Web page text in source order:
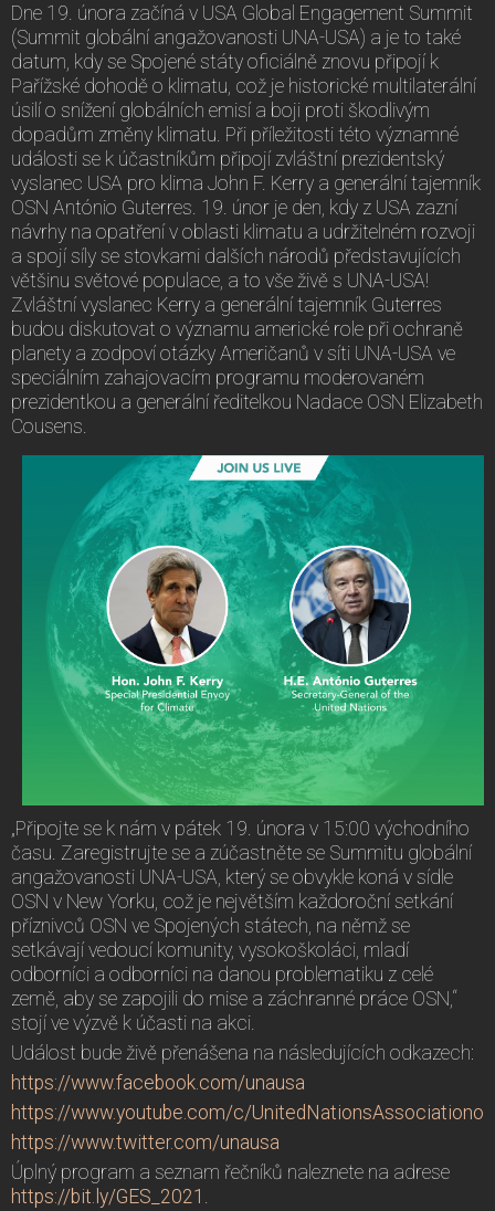
Dne 19. února začíná v USA Global Engagement Summit
(Summit globální angažovanosti UNA-USA) a je to také
datum, kdy se Spojené státy oficiálně znovu připojí k
Pařížské dohodě o klimatu, což je historické multilaterální
úsilí o snížení globálních emisí a boji proti škodlivým
dopadům změny klimatu. Při příležitosti této významné
události se k účastníkům připojí zvláštní prezidentský
vyslanec USA pro klima John F. Kerry a generální tajemník
OSN António Guterres. 19. únor je den, kdy z USA zazní
návrhy na opatření v oblasti klimatu a udržitelném rozvoji
a spojí síly se stovkami dalších národů představujících
většinu světové populace, a to vše živě s UNA-USA!
Zvláštní vyslanec Kerry a generální tajemník Guterres
budou diskutovat o významu americké role při ochraně
planety a zodpoví otázky Američanů v síti UNA-USA ve
speciálním zahajovacím programu moderovaném
prezidentkou a generální ředitelkou Nadace OSN Elizabeth
Cousens.
„Připojte se k nám v pátek 19. února v 15:00 východního
času. Zaregistrujte se a zúčastněte se Summitu globální
angažovanosti UNA-USA, který se obvykle koná v sídle
OSN v New Yorku, což je největším každoroční setkání
příznivců OSN ve Spojených státech, na němž se
setkávají vedoucí komunity, vysokoškoláci, mladí
odborníci a odborníci na danou problematiku z celé
země, aby se zapojili do mise a záchranné práce OSN,“
stojí ve výzvě k účasti na akci.
Událost bude živě přenášena na následujících odkazech:
https://www.facebook.com/unausa
https://www.youtube.com/c/
https://www.twitter.com/unausa
Úplný program a seznam řečníků naleznete na adrese
https://bit.ly/GES_2021